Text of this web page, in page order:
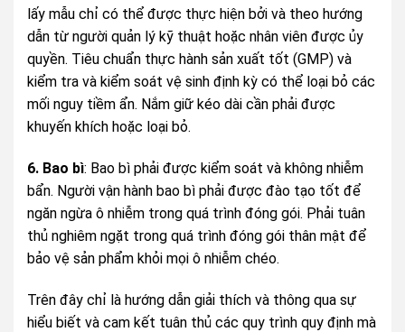
lấy mẫu chỉ có thể được thực hiện bởi và theo hướng
dẫn từ người quản lý kỹ thuật hoặc nhân viên được ủy
quyền. Tiêu chuẩn thực hành sản xuất tốt (GMP) và
kiểm tra và kiểm soát vệ sinh định kỳ có thể loại bỏ các
mối nguy tiềm ẩn. Nắm giữ kéo dài cần phải được
khuyến khích hoặc loại bỏ.
6. Bao bì: Bao bì phải được kiểm soát và không nhiễm
bẩn. Người vận hành bao bì phải được đào tạo tốt để
ngăn ngừa ô nhiễm trong quá trình đóng gói. Phải tuân
thủ nghiêm ngặt trong quá trình đóng gói thân mật để
bảo vệ sản phẩm khỏi mọi ô nhiễm chéo.
Trên đây chỉ là hướng dẫn giải thích và thông qua sự
hiểu biết và cam kết tuân thủ các quy trình quy định mà